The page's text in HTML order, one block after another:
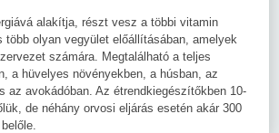
alakítja, részt vesz a többi vitamin
több olyan vegyület előállításában, amelyek
számára. Megtalálható a teljes
a hüvelyes növényekben, a húsban, az
az avokádóban. Az étrendkiegészítőkben 10-
de néhány orvosi eljárás esetén akár 300